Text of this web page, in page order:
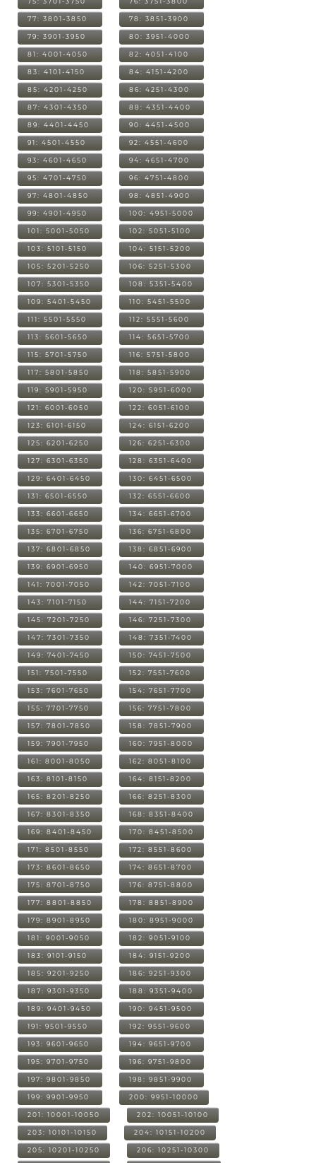
77: 3801-3850 78: 3851-3900
79: 3901-3950 80: 3951-4000
81: 4001-4050 82: 4051-4100
83: 4101-4150 84: 4151-4200
85: 4201-4250 86: 4251-4300
87: 4301-4350 88: 4351-4400
89: 4401-4450 90: 4451-4500
91: 4501-4550 92: 4551-4600
93: 4601-4650 94: 4651-4700
95: 4701-4750 96: 4751-4800
97: 4801-4850 98: 4851-4900
99: 4901-4950 100: 4951-5000
101: 5001-5050 102: 5051-5100
103: 5101-5150 104: 5151-5200
105: 5201-5250 106: 5251-5300
107: 5301-5350 108: 5351-5400
109: 5401-5450 110: 5451-5500
111: 5501-5550 112: 5551-5600
113: 5601-5650 114: 5651-5700
115: 5701-5750 116: 5751-5800
117: 5801-5850 118: 5851-5900
119: 5901-5950 120: 5951-6000
121: 6001-6050 122: 6051-6100
123: 6101-6150 124: 6151-6200
125: 6201-6250 126: 6251-6300
127: 6301-6350 128: 6351-6400
129: 6401-6450 130: 6451-6500
131: 6501-6550 132: 6551-6600
133: 6601-6650 134: 6651-6700
135: 6701-6750 136: 6751-6800
137: 6801-6850 138: 6851-6900
139: 6901-6950 140: 6951-7000
141: 7001-7050 142: 7051-7100
143: 7101-7150 144: 7151-7200
145: 7201-7250 146: 7251-7300
147: 7301-7350 148: 7351-7400
149: 7401-7450 150: 7451-7500
151: 7501-7550 152: 7551-7600
153: 7601-7650 154: 7651-7700
155: 7701-7750 156: 7751-7800
157: 7801-7850 158: 7851-7900
159: 7901-7950 160: 7951-8000
161: 8001-8050 162: 8051-8100
163: 8101-8150 164: 8151-8200
165: 8201-8250 166: 8251-8300
167: 8301-8350 168: 8351-8400
169: 8401-8450 170: 8451-8500
171: 8501-8550 172: 8551-8600
173: 8601-8650 174: 8651-8700
175: 8701-8750 176: 8751-8800
177: 8801-8850 178: 8851-8900
179: 8901-8950 180: 8951-9000
181: 9001-9050 182: 9051-9100
183: 9101-9150 184: 9151-9200
185: 9201-9250 186: 9251-9300
187: 9301-9350 188: 9351-9400
189: 9401-9450 190: 9451-9500
191: 9501-9550 192: 9551-9600
193: 9601-9650 194: 9651-9700
195: 9701-9750 196: 9751-9800
197: 9801-9850 198: 9851-9900
199: 9901-9950 200: 9951-10000
201: 10001-10050 202: 10051-10100
203: 10101-10150 204: 10151-10200
205: 10201-10250 206: 10251-10300